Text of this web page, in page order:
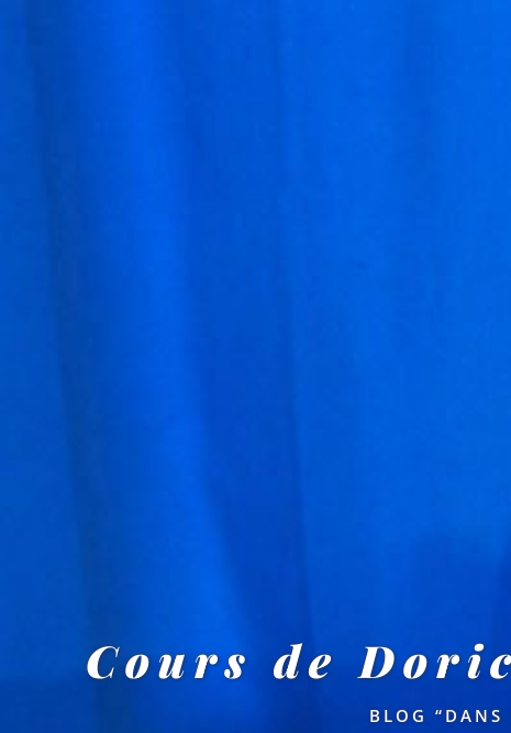
Cours de
BLOG “DANS